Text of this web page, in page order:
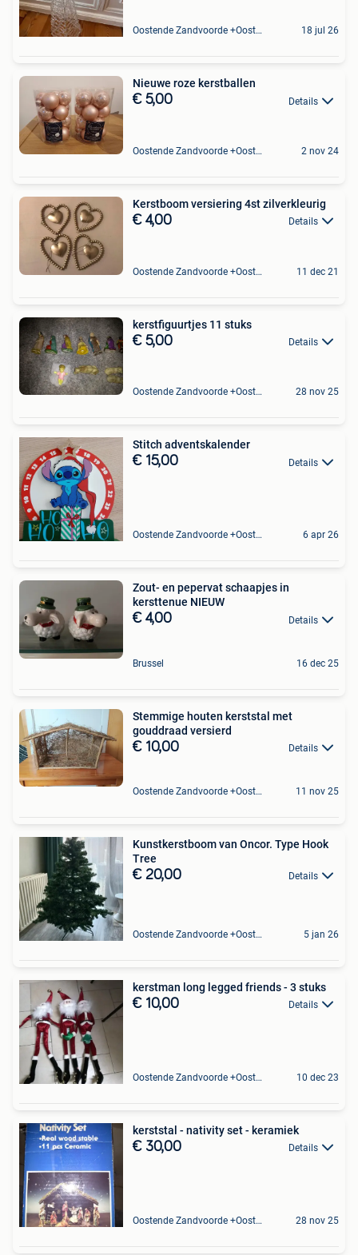
Oostende Zandvoorde +Oostende 18 jul 26
Nieuwe roze kerstballen
€ 5,00 Details
Oostende Zandvoorde +Oostende 2 nov 24
Kerstboom versiering 4st zilverkleurig
€ 4,00 Details
Oostende Zandvoorde +Oostende 11 dec 21
kerstfiguurtjes 11 stuks
€ 5,00 Details
Oostende Zandvoorde +Oostende 28 nov 25
Stitch adventskalender
€ 15,00 Details
Oostende Zandvoorde +Oostende 6 apr 26
Zout- en pepervat schaapjes in
kersttenue NIEUW
€ 4,00 Details
Brussel 16 dec 25
Stemmige houten kerststal met
gouddraad versierd
€ 10,00 Details
Oostende Zandvoorde +Oostende 11 nov 25
Kunstkerstboom van Oncor. Type Hook
Tree
€ 20,00 Details
Oostende Zandvoorde +Oostende 5 jan 26
kerstman long legged friends - 3 stuks
€ 10,00 Details
Oostende Zandvoorde +Oostende 10 dec 23
kerststal - nativity set - keramiek
€ 30,00 Details
Oostende Zandvoorde +Oostende 28 nov 25